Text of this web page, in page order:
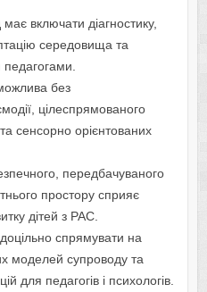
включати діагностику,
середовища та
педагогами.
без
цілеспрямованого
сенсорно орієнтованих
передбачуваного
простору сприяє
дітей з РАС.
спрямувати на
моделей супроводу та
для педагогів і психологів.